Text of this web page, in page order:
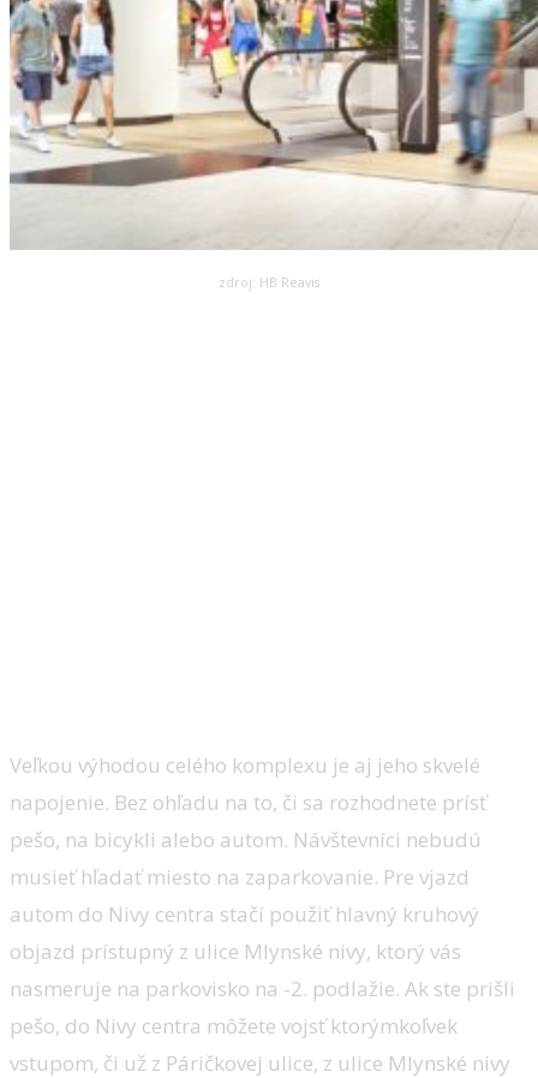
zdroj: HB Reavis
Veľkou výhodou celého komplexu je aj jeho skvelé
napojenie. Bez ohľadu na to, či sa rozhodnete prísť
pešo, na bicykli alebo autom. Návštevníci nebudú
musieť hľadať miesto na zaparkovanie. Pre vjazd
autom do Nivy centra stačí použiť hlavný kruhový
objazd prístupný z ulice Mlynské nivy, ktorý vás
nasmeruje na parkovisko na -2. podlažie. Ak ste prišli
pešo, do Nivy centra môžete vojsť ktorýmkoľvek
vstupom, či už z Páričkovej ulice, z ulice Mlynské nivy